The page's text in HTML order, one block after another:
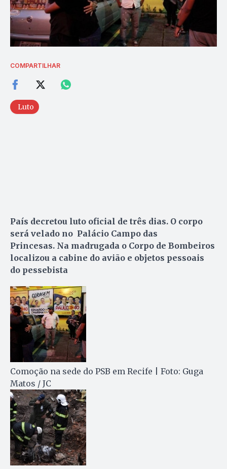
COMPARTILHAR
Luto
País decretou luto oficial de três dias. O corpo
será velado no Palácio Campo das
Princesas. Na madrugada o Corpo de Bombeiros
localizou a cabine do avião e objetos pessoais
do pessebista
Comoção na sede do PSB em Recife | Foto: Guga
Matos / JC